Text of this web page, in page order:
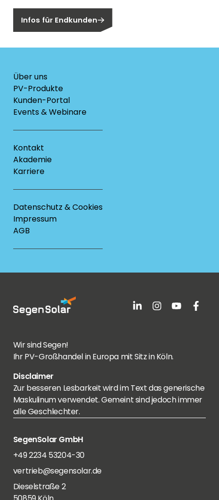
Infos für Endkunden
Über uns
PV-Produkte
Kunden-Portal
Events & Webinare
Kontakt
Akademie
Karriere
Datenschutz & Cookies
Impressum
AGB
Wir sind Segen!
Ihr PV-Großhandel in Europa mit Sitz in Köln.
Disclaimer
Zur besseren Lesbarkeit wird im Text das generische
Maskulinum verwendet. Gemeint sind jedoch immer
alle Geschlechter.
SegenSolar GmbH
+49 2234 53204-30
vertrieb@segensolar.de
Dieselstraße 2